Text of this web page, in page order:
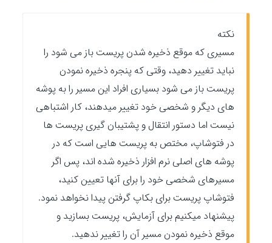
نکته
مسیری که موقع ذخیره شدن پریست باز می شود را
نباید تغییر دهید، وقتی که پنجره ذخیره نمودن
پریست باز می شود بسیاری افراد این مسیر را به پوشه
های دیگر و شخصی خود تغییر میدهند، کار اشتباهی
نیست اما دستور انتقال و پشتیبان گیری پریست ها
در فتوشاپ، مختص به پریست هایی است که در
پوشه های اصلی نرم افزار ذخیره شده اند، پس اگر
مسیرهای شخصی خود را برای آنها تعیین کنید،
فتوشاپ پریست برای بکاپ گرفتن پیدا نخواهد نمود.
پیشنهاد میکنیم برای آزمایش، پریست بسازید و
موقع ذخیره نمودن مسیر آن را تغییر ندهید.